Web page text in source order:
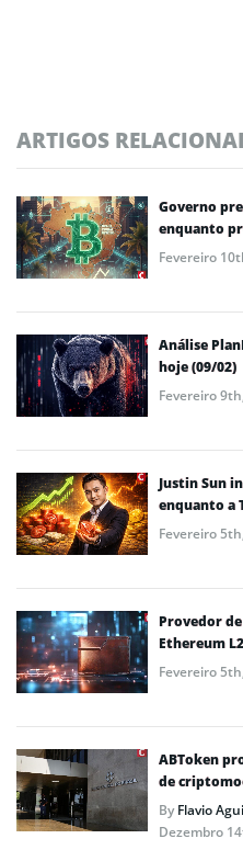
ARTIGOS
Governo
enquanto
Fevereiro
Análise
hoje (09/02)
Fevereiro
Justin Sun
enquanto a
Fevereiro
Provedor
Ethereum
Fevereiro
ABToken
de
ByFlavio
Dezembro